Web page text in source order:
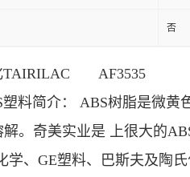
否
TAIRILAC AF3535
塑料简介： ABS树脂是微黄
。奇美实业是 上很大的
学、GE塑料、巴斯夫及陶